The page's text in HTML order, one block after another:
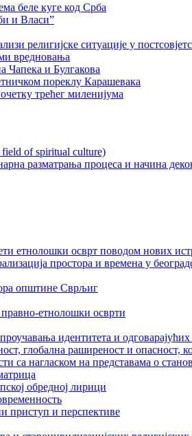
беле куге код Срба
и Власи”
религијске ситуације у
вредновања
Чапека и Булгакова
пореклу Карашевака
трећег миленијума
of spiritual culture)
разматрања процеса и начина
етнолошки осврт поводом нових
простора и времена у
општине Сврљиг
етнолошки осврти
идентитета и
глобална раширеност и опасност,
нагласком на представама о
обредној лирици
приступ и перспективе